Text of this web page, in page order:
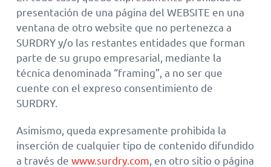
presentación de una página del WEBSITE en una
ventana de otro website que no pertenezca a
SURDRY y/o las restantes entidades que forman
parte de su grupo empresarial, mediante la
técnica denominada “framing”, a no ser que
cuente con el expreso consentimiento de
SURDRY.
Asimismo, queda expresamente prohibida la
inserción de cualquier tipo de contenido difundido
a través de www.surdry.com , en otro sitio o página